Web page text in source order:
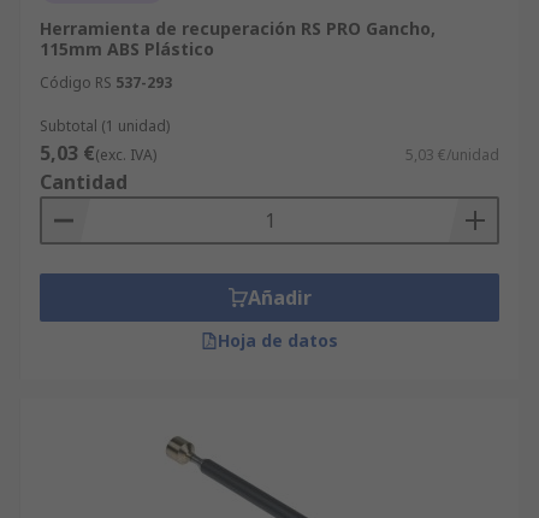
Herramienta de recuperación RS PRO Gancho,
115mm ABS Plástico
Código RS 537-293
Subtotal (1 unidad)
5,03 €(exc. IVA) 5,03 €/unidad
Cantidad
Añadir
Hoja de datos